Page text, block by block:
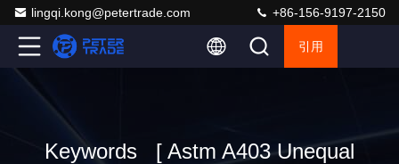
lingqi.kong@petertrade.com +86-156-9197-2150
引用
Keywords [ Astm A403 Unequal